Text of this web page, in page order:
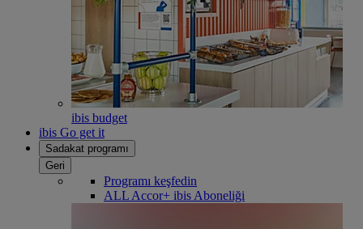
ibis budget
ibis Go get it
Sadakat programı
Geri
Programı keşfedin
ALL Accor+ ibis Aboneliği